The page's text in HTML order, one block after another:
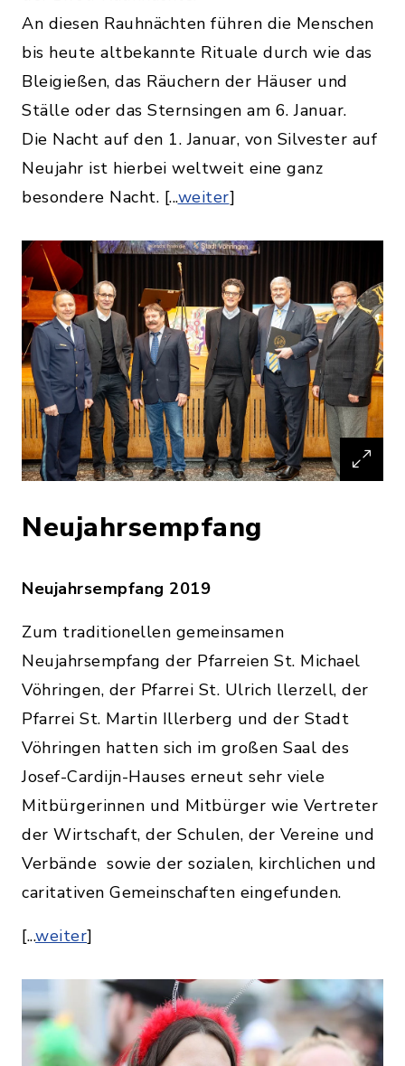
An diesen Rauhnächten führen die Menschen
bis heute altbekannte Rituale durch wie das
Bleigießen, das Räuchern der Häuser und
Ställe oder das Sternsingen am 6. Januar.
Die Nacht auf den 1. Januar, von Silvester auf
Neujahr ist hierbei weltweit eine ganz
besondere Nacht. [...weiter]
Neujahrsempfang
Neujahrsempfang 2019
Zum traditionellen gemeinsamen
Neujahrsempfang der Pfarreien St. Michael
Vöhringen, der Pfarrei St. Ulrich llerzell, der
Pfarrei St. Martin Illerberg und der Stadt
Vöhringen hatten sich im großen Saal des
Josef-Cardijn-Hauses erneut sehr viele
Mitbürgerinnen und Mitbürger wie Vertreter
der Wirtschaft, der Schulen, der Vereine und
Verbände sowie der sozialen, kirchlichen und
caritativen Gemeinschaften eingefunden.
[...weiter]